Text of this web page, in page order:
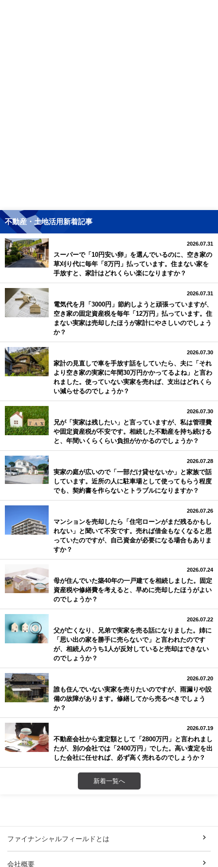
不動産・土地活用新着記事
2026.07.31
スーパーで「10円安い卵」を選んでいるのに、空き家の
草刈り代に毎年「8万円」払っています。住まない家を
手放すと、家計はどれくらい楽になりますか？
2026.07.31
電気代を月「3000円」節約しようと頑張っていますが、
空き家の固定資産税を毎年「12万円」払っています。住
まない実家は売却したほうが家計にやさしいのでしょう
か？
2026.07.30
家計の見直しで車を手放す話をしていたら、夫に「それ
より空き家の実家に年間30万円かかってるよね」と言わ
れました。使っていない実家を売れば、支出はどれくら
い減らせるのでしょうか？
2026.07.30
兄が「実家は残したい」と言っていますが、私は管理費
や固定資産税が不安です。相続した不動産を持ち続ける
と、年間いくらくらい負担がかかるのでしょうか？
2026.07.28
実家の庭が広いので「一部だけ貸せないか」と家族で話
しています。近所の人に駐車場として使ってもらう程度
でも、契約書を作らないとトラブルになりますか？
2026.07.26
マンションを売却したら「住宅ローンがまだ残るかもし
れない」と聞いて不安です。売れば借金もなくなると思
っていたのですが、自己資金が必要になる場合もありま
すか？
2026.07.24
母が住んでいた築40年の一戸建てを相続しました。固定
資産税や修繕費を考えると、早めに売却したほうがよい
のでしょうか？
2026.07.22
父が亡くなり、兄弟で実家を売る話になりました。姉に
「思い出の家を勝手に売らないで」と言われたのです
が、相続人のうち1人が反対していると売却はできない
のでしょうか？
2026.07.20
誰も住んでいない実家を売りたいのですが、雨漏りや設
備の故障があります。修繕してから売るべきでしょう
か？
2026.07.19
不動産会社から査定額として「2800万円」と言われまし
たが、別の会社では「2400万円」でした。高い査定を出
した会社に任せれば、必ず高く売れるのでしょうか？
新着一覧へ
ファイナンシャルフィールドとは
会社概要